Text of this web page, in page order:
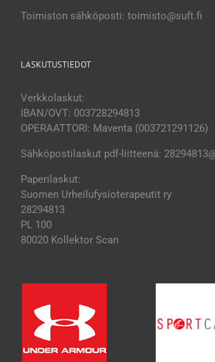
Toimiston sähköposti: toimisto@suft.fi
LASKUTUSTIEDOT
Verkkolaskut:
IBAN/OVT: 003728294813
OPERAATTORI: Maventa (003721291126)
Sähköpostilaskut pdf-liitteenä:
Paperilaskut:
Suomen Urheilufysioterapeutit ry
28294813
PL 100
80020 Kollektor Scan